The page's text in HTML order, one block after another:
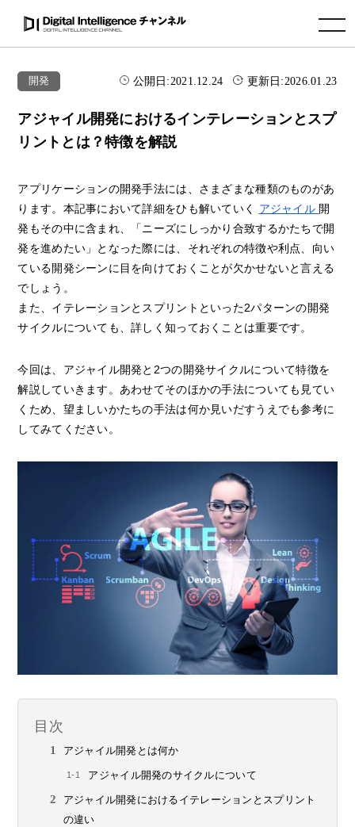
toggle navigation
開発 公開日:2021.12.24 更新日:2026.01.23
アジャイル開発におけるインテレーションとスプ
リントとは？特徴を解説
アプリケーションの開発手法には、さまざまな種類のものがあ
ります。本記事において詳細をひも解いていく アジャイル 開
発もその中に含まれ、「ニーズにしっかり合致するかたちで開
発を進めたい」となった際には、それぞれの特徴や利点、向い
ている開発シーンに目を向けておくことが欠かせないと言える
でしょう。
また、イテレーションとスプリントといった2パターンの開発
サイクルについても、詳しく知っておくことは重要です。
今回は、アジャイル開発と2つの開発サイクルについて特徴を
解説していきます。あわせてそのほかの手法についても見てい
くため、望ましいかたちの手法は何か見いだすうえでも参考に
してみてください。
目次
アジャイル開発とは何か
アジャイル開発のサイクルについて
アジャイル開発におけるイテレーションとスプリント
の違い